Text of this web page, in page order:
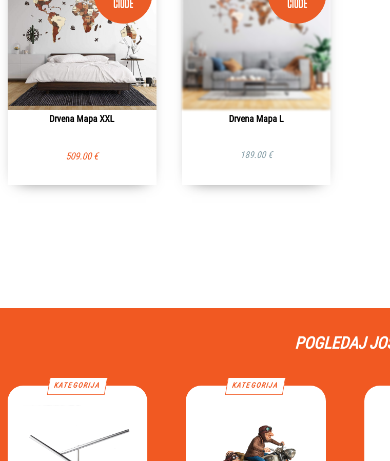
Drvena Mapa XXL
509.00€
Drvena Mapa L
189.00 €
POGLEDAJ
KATEGORIJA KATEGORIJA